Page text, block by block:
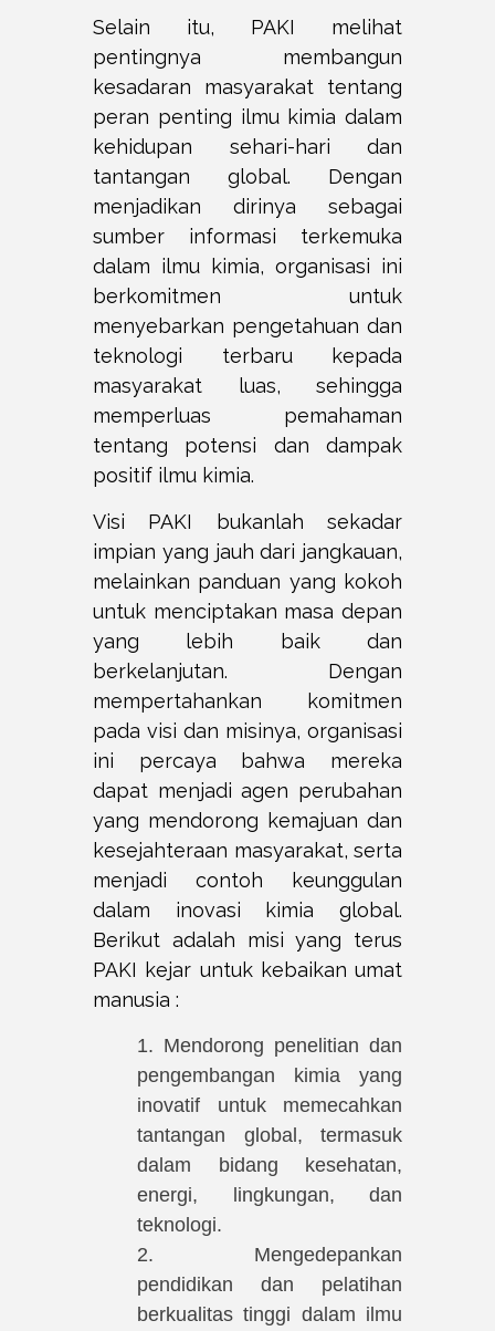
Selain itu, PAKI melihat
pentingnya membangun
kesadaran masyarakat tentang
peran penting ilmu kimia dalam
kehidupan sehari-hari dan
tantangan global. Dengan
menjadikan dirinya sebagai
sumber informasi terkemuka
dalam ilmu kimia, organisasi ini
berkomitmen untuk
menyebarkan pengetahuan dan
teknologi terbaru kepada
masyarakat luas, sehingga
memperluas pemahaman
tentang potensi dan dampak
positif ilmu kimia.
Visi PAKI bukanlah sekadar
impian yang jauh dari jangkauan,
melainkan panduan yang kokoh
untuk menciptakan masa depan
yang lebih baik dan
berkelanjutan. Dengan
mempertahankan komitmen
pada visi dan misinya, organisasi
ini percaya bahwa mereka
dapat menjadi agen perubahan
yang mendorong kemajuan dan
kesejahteraan masyarakat, serta
menjadi contoh keunggulan
dalam inovasi kimia global.
Berikut adalah misi yang terus
PAKI kejar untuk kebaikan umat
manusia :
1. Mendorong penelitian dan
pengembangan kimia yang
inovatif untuk memecahkan
tantangan global, termasuk
dalam bidang kesehatan,
energi, lingkungan, dan
teknologi.
2. Mengedepankan
pendidikan dan pelatihan
berkualitas tinggi dalam ilmu